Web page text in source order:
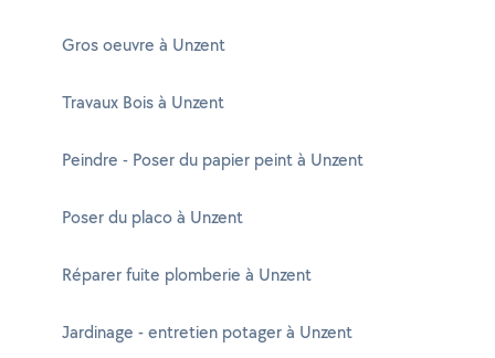
Gros oeuvre à Unzent
Travaux Bois à Unzent
Peindre - Poser du papier peint à Unzent
Poser du placo à Unzent
Réparer fuite plomberie à Unzent
Jardinage - entretien potager à Unzent